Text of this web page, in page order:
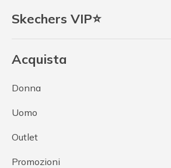
Skechers VIP⭐
Acquista
Donna
Uomo
Outlet
Promozioni